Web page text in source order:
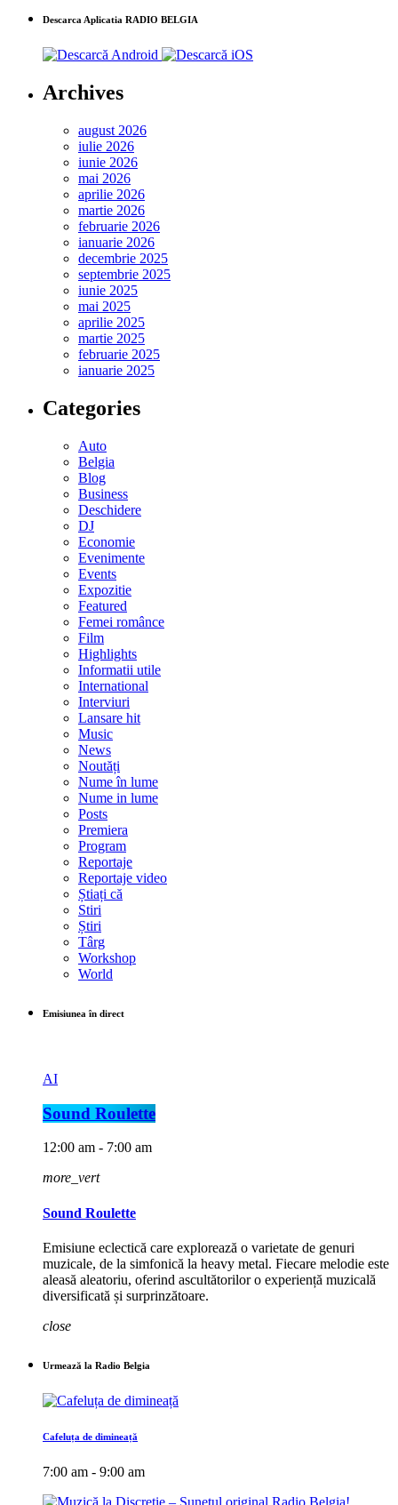
Descarca Aplicatia RADIO BELGIA
Archives
august 2026
iulie 2026
iunie 2026
mai 2026
aprilie 2026
martie 2026
februarie 2026
ianuarie 2026
decembrie 2025
septembrie 2025
iunie 2025
mai 2025
aprilie 2025
martie 2025
februarie 2025
ianuarie 2025
Categories
Auto
Belgia
Blog
Business
Deschidere
DJ
Economie
Evenimente
Events
Expozitie
Featured
Femei românce
Film
Highlights
Informatii utile
International
Interviuri
Lansare hit
Music
News
Noutăți
Nume în lume
Nume in lume
Posts
Premiera
Program
Reportaje
Reportaje video
Știați că
Stiri
Știri
Târg
Workshop
World
Emisiunea în direct
AI
Sound Roulette
12:00 am - 7:00 am
more_vert
Sound Roulette
Emisiune eclectică care explorează o varietate de genuri
muzicale, de la simfonică la heavy metal. Fiecare melodie este
aleasă aleatoriu, oferind ascultătorilor o experiență muzicală
diversificată și surprinzătoare.
close
Urmează la Radio Belgia
Cafeluța de dimineață
7:00 am - 9:00 am